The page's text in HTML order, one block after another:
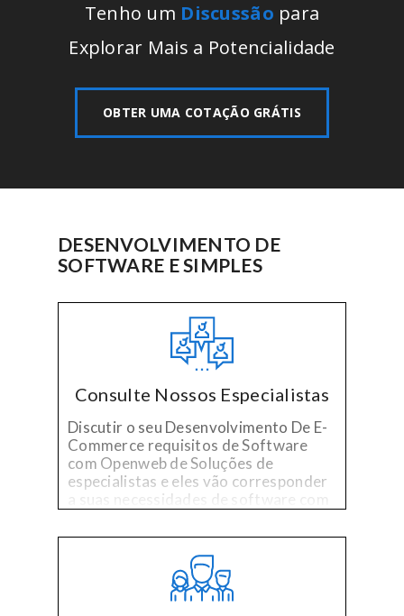
Tenho um Discussão para
Explorar Mais a Potencialidade
OBTER UMA COTAÇÃO GRÁTIS
DESENVOLVIMENTO DE
SOFTWARE E SIMPLES
Consulte Nossos Especialistas
Discutir o seu Desenvolvimento De E-
Commerce requisitos de Software
com Openweb de Soluções de
especialistas e eles vão corresponder
a suas necessidades de software com
selecionados por sua tecnologia
especializada e experiência no setor.